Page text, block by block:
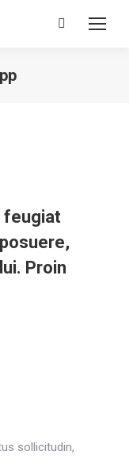
Search:
feugiat
Proin
sollicitudin,